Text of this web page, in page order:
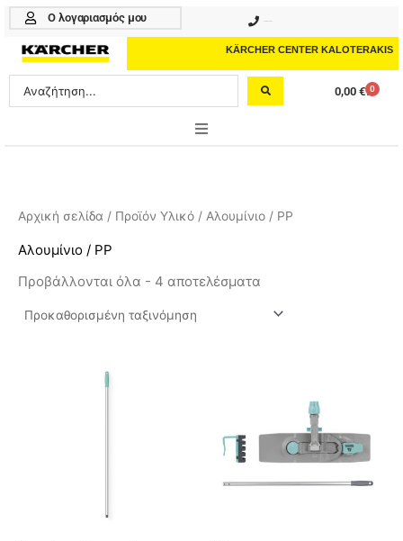
Μετάβαση
περιεχόμενο
Ο λογαριασμός μου
KÄRCHER CENTER KALOTERAKIS
Search
...
0,00 € 0
Cart
PROFESSIONAL
ΑΞΕΣΟΥΑΡ
ΚΑΘΑΡΙΣΤΙΚΑ
Αρχική σελίδα / Προϊόν Υλικό / Αλουμίνιο / PP
Αλουμίνιο / PP
Προβάλλονται όλα - 4 αποτελέσματα